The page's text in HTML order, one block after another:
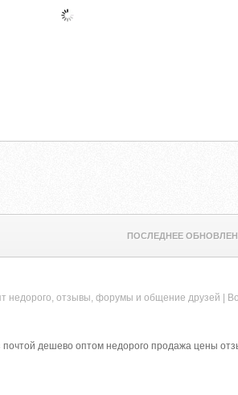
ПОСЛЕДНЕЕ
недорого, отзывы, форумы и общение друзей |
почтой дешево оптом недорого продажа цены